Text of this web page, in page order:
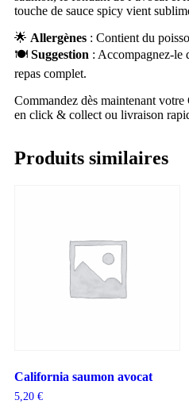
touche de sauce spicy vient
🌟 Allergènes : Contient du
🍽 Suggestion : Accompagnez-le
repas complet.
Commandez dès maintenant
en click & collect ou livraison
Produits similaires
California saumon avocat
5,20 €